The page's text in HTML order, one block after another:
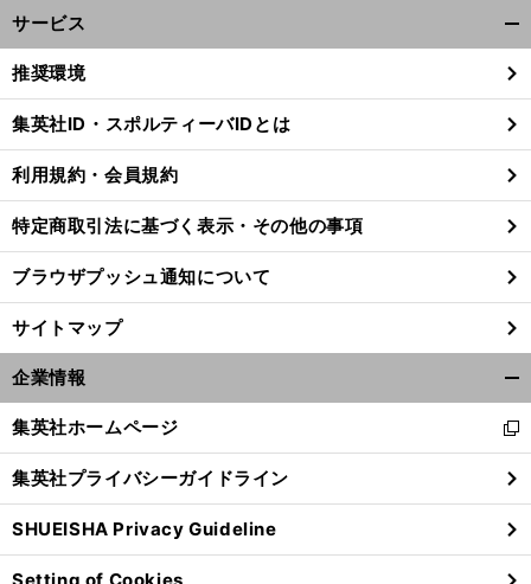
サービス
閉
る
推奨環境
集英社ID・スポルティーバIDとは
利用規約・会員規約
特定商取引法に基づく表示・その他の事項
ブラウザプッシュ通知について
サイトマップ
企業情報
閉
る
集英社ホームページ
新
し
い
ウ
ィ
ン
集英社プライバシーガイドライン
SHUEISHA Privacy Guideline